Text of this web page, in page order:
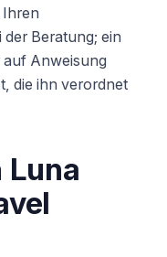
Beratung; ein
Anweisung
die ihn verordnet
Luna